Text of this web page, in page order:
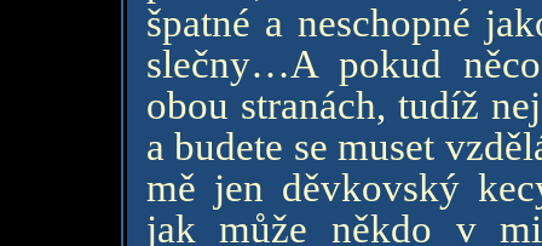
špatné a neschopné
slečny…A pokud
obou stranách, tudíž
a budete se muset
mě jen děvkovský
jak může někdo v